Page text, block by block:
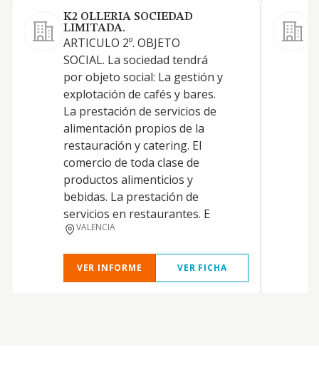
K2 OLLERIA SOCIEDAD
LIMITADA.
ARTICULO 2º. OBJETO
SOCIAL. La sociedad tendrá
por objeto social: La gestión y
explotación de cafés y bares.
La prestación de servicios de
alimentación propios de la
restauración y catering. El
comercio de toda clase de
productos alimenticios y
bebidas. La prestación de
servicios en restaurantes. E
VALENCIA
VER INFORME VER FICHA